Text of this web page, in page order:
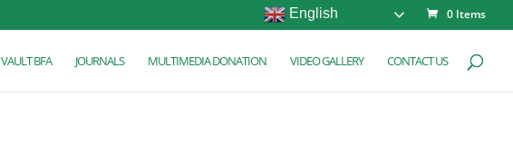
0 Items
VAULT BFA JOURNALS MULTIMEDIA DONATION VIDEO GALLERY CONTACT US
English